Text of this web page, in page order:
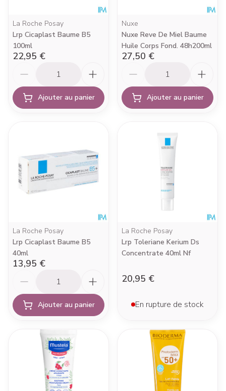
La Roche Posay
Lrp Cicaplast Baume B5
100ml
22,95 €
Ajouter au panier
Nuxe
Nuxe Reve De Miel Baume
Huile Corps Fond. 48h200ml
27,50 €
Ajouter au panier
La Roche Posay
Lrp Cicaplast Baume B5
40ml
13,95 €
Ajouter au panier
La Roche Posay
Lrp Toleriane Kerium Ds
Concentrate 40ml Nf
20,95 €
En rupture de stock